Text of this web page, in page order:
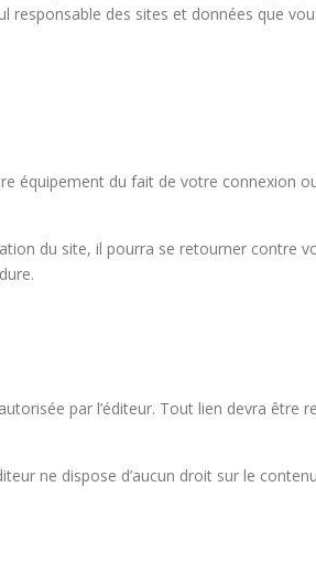
responsable des sites et données que
équipement du fait de votre connexion
du site, il pourra se retourner contre
par l’éditeur. Tout lien devra être
ne dispose d’aucun droit sur le